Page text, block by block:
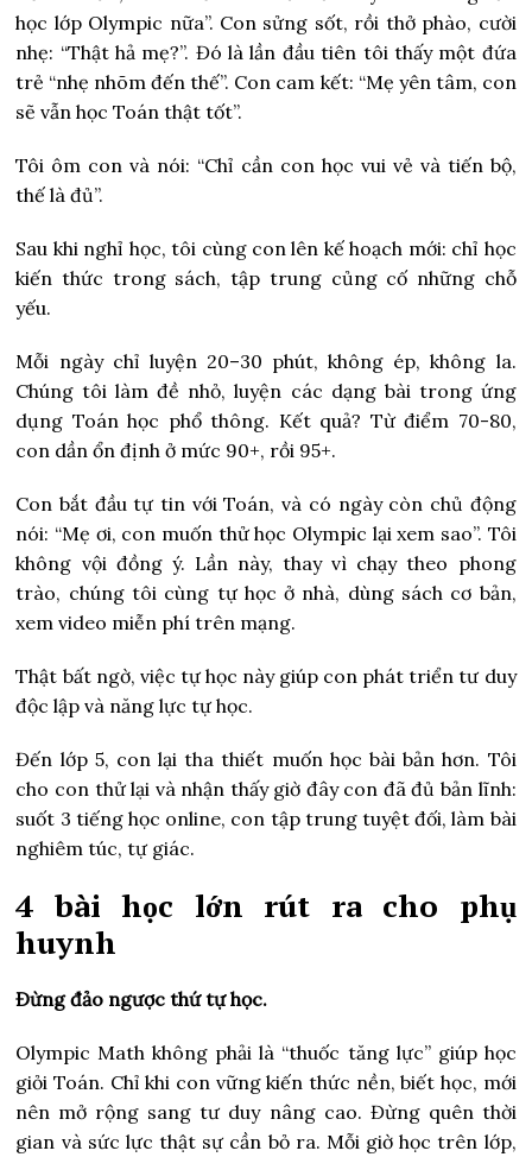
học lớp Olympic nữa”. Con sửng sốt, rồi thở phào, cười
nhẹ: “Thật hả mẹ?”. Đó là lần đầu tiên tôi thấy một đứa
trẻ “nhẹ nhõm đến thế”. Con cam kết: “Mẹ yên tâm, con
sẽ vẫn học Toán thật tốt”.
Tôi ôm con và nói: “Chỉ cần con học vui vẻ và tiến bộ,
thế là đủ”.
Sau khi nghỉ học, tôi cùng con lên kế hoạch mới: chỉ học
kiến thức trong sách, tập trung củng cố những chỗ
yếu.
Mỗi ngày chỉ luyện 20–30 phút, không ép, không la.
Chúng tôi làm đề nhỏ, luyện các dạng bài trong ứng
dụng Toán học phổ thông. Kết quả? Từ điểm 70-80,
con dần ổn định ở mức 90+, rồi 95+.
Con bắt đầu tự tin với Toán, và có ngày còn chủ động
nói: “Mẹ ơi, con muốn thử học Olympic lại xem sao”. Tôi
không vội đồng ý. Lần này, thay vì chạy theo phong
trào, chúng tôi cùng tự học ở nhà, dùng sách cơ bản,
xem video miễn phí trên mạng.
Thật bất ngờ, việc tự học này giúp con phát triển tư duy
độc lập và năng lực tự học.
Đến lớp 5, con lại tha thiết muốn học bài bản hơn. Tôi
cho con thử lại và nhận thấy giờ đây con đã đủ bản lĩnh:
suốt 3 tiếng học online, con tập trung tuyệt đối, làm bài
nghiêm túc, tự giác.
4 bài học lớn rút ra cho phụ
huynh
Đừng đảo ngược thứ tự học.
Olympic Math không phải là “thuốc tăng lực” giúp học
giỏi Toán. Chỉ khi con vững kiến thức nền, biết học, mới
nên mở rộng sang tư duy nâng cao. Đừng quên thời
gian và sức lực thật sự cần bỏ ra. Mỗi giờ học trên lớp,